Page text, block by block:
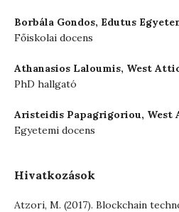
Borbála Gondos, Edutus
Főiskolai docens
Athanasios Laloumis, West
PhD hallgató
Aristeidis Papagrigoriou, West
Egyetemi docens
Hivatkozások
Atzori, M. (2017). Blockchain